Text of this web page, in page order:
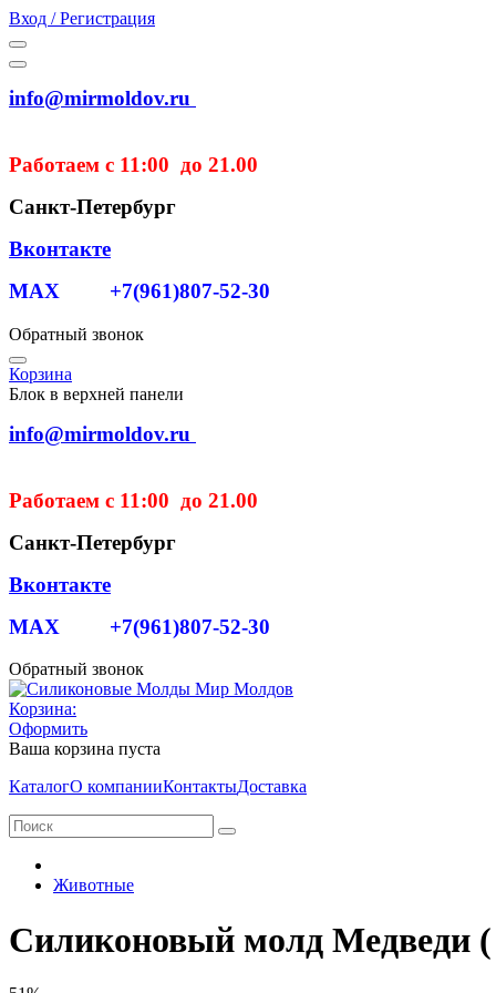
Вход / Регистрация
info@mirmoldov.ru
Работаем с 11:00 до 21.00
Санкт-Петербург
Вконтакте
MAX +7(961)807-52-30
Обратный звонок
Корзина
Блок в верхней панели
info@mirmoldov.ru
Работаем с 11:00 до 21.00
Санкт-Петербург
Вконтакте
MAX +7(961)807-52-30
Обратный звонок
Корзина:
Оформить
Ваша корзина пуста
КаталогО компанииКонтактыДоставка
Животные
Силиконовый молд Медведи